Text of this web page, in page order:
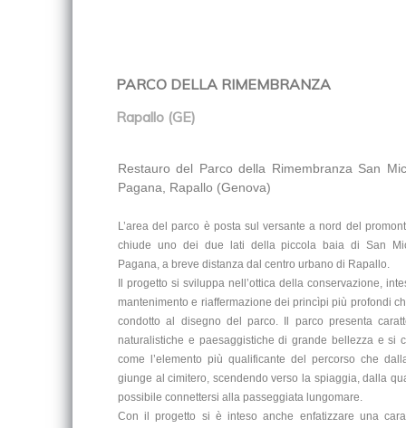
PARCO DELLA RIMEMBRANZA
Rapallo (GE)
Restauro del Parco della Rimembranza San
Pagana, Rapallo (Genova)
L’area del parco è posta sul versante a nord del
chiude uno dei due lati della piccola baia di San
Pagana, a breve distanza dal centro urbano di Rapallo.
Il progetto si sviluppa nell’ottica della conservazione,
mantenimento e riaffermazione dei princìpi più profondi
condotto al disegno del parco. Il parco presenta
naturalistiche e paesaggistiche di grande bellezza e si
come l’elemento più qualificante del percorso che
giunge al cimitero, scendendo verso la spiaggia, dalla
possibile connettersi alla passeggiata lungomare.
Con il progetto si è inteso anche enfatizzare una